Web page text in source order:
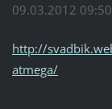
09.03.2012 09:50
http://
atmega/